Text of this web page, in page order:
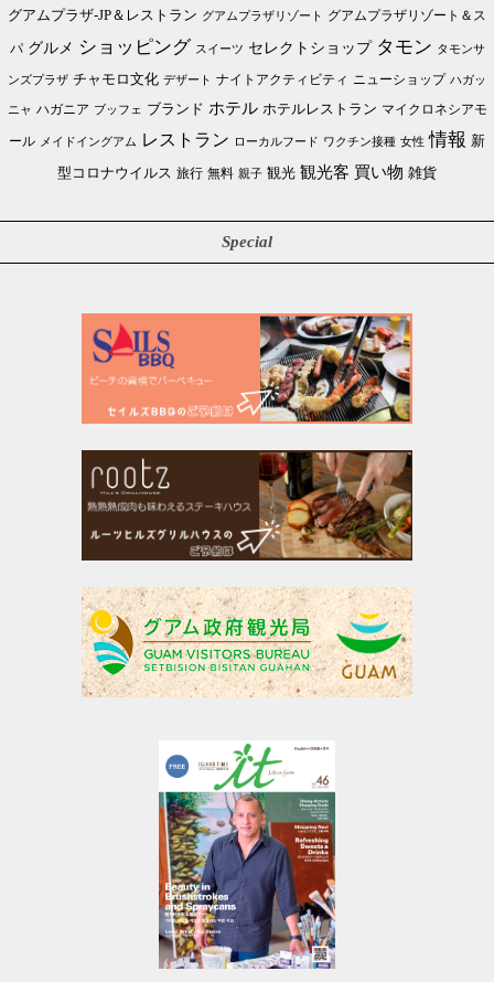
グアムプラザ-JP＆レストラン グアムプラザリゾート グアムプラザリゾート＆ス
パ グルメ ショッピング スイーツ セレクトショップ タモン タモンサ
ンズプラザ チャモロ文化 デザート ナイトアクティビティ ニューショップ ハガッ
ニャ ハガニア ブッフェ ブランド ホテル ホテルレストラン マイクロネシアモ
ール メイドイングアム レストラン ローカルフード ワクチン接種 女性 情報 新
型コロナウイルス 旅行 無料 親子 観光 観光客 買い物 雑貨
Special